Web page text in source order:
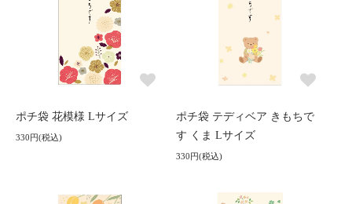
ポチ袋 花模様 Lサイズ
330円(税込)
ポチ袋 テディベア きもちで
す くま Lサイズ
330円(税込)